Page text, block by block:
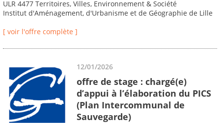
ULR 4477 Territoires, Villes, Environnement & Société
Institut d'Aménagement, d'Urbanisme et de Géographie de Lille
[ voir l'offre complète ]
12/01/2026
offre de stage : chargé(e)
d’appui à l’élaboration du PICS
(Plan Intercommunal de
Sauvegarde)